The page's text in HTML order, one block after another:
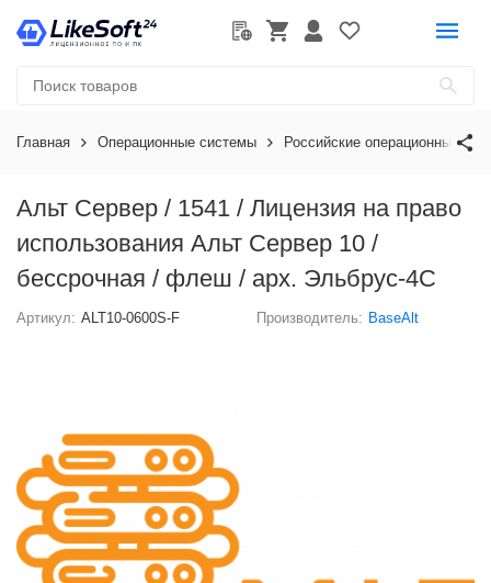
Главная Операционные системы Российские операционные
Альт Сервер / 1541 / Лицензия на право
использования Альт Сервер 10 /
бессрочная / флеш / арх. Эльбрус-4С
Артикул: ALT10-0600S-F Производитель: BaseAlt